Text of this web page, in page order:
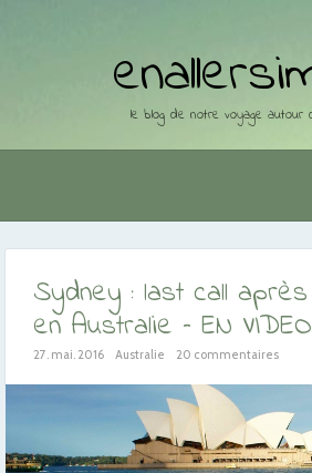
le blog de notre voyage autour
Sydney : last call
en Australie – EN
27. mai. 2016 Australie 20 commentaires